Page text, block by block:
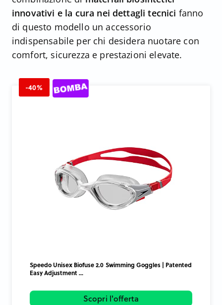
innovativi e la cura nei dettagli tecnici fanno
di questo modello un accessorio
indispensabile per chi desidera nuotare con
comfort, sicurezza e prestazioni elevate.
-40%
Speedo Unisex Biofuse 2.0 Swimming Goggles | Patented
Easy Adjustment ...
Scopri l'offerta